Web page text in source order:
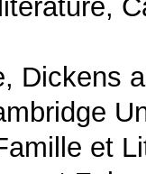
Dickens
et